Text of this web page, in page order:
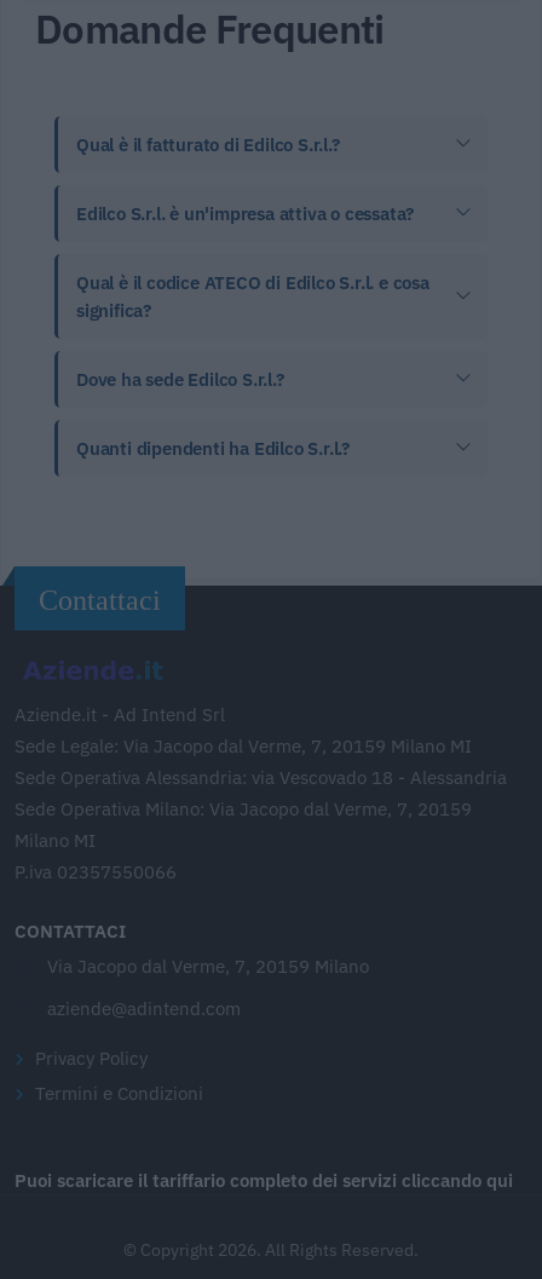
Domande Frequenti
Qual è il fatturato di Edilco S.r.l.?
Edilco S.r.l. è un'impresa attiva o cessata?
Qual è il codice ATECO di Edilco S.r.l. e cosa
significa?
Dove ha sede Edilco S.r.l.?
Quanti dipendenti ha Edilco S.r.l.?
Contattaci
Aziende.it - Ad Intend Srl
Sede Legale: Via Jacopo dal Verme, 7, 20159 Milano MI
Sede Operativa Alessandria: via Vescovado 18 - Alessandria
Sede Operativa Milano: Via Jacopo dal Verme, 7, 20159
Milano MI
P.iva 02357550066
CONTATTACI
Via Jacopo dal Verme, 7, 20159 Milano
aziende@adintend.com
Privacy Policy
Termini e Condizioni
Puoi scaricare il tariffario completo dei servizi cliccando qui
© Copyright 2026. All Rights Reserved.